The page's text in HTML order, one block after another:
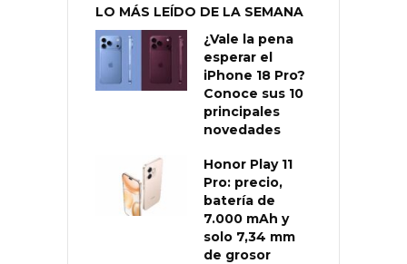
LO MÁS LEÍDO DE LA SEMANA
¿Vale la pena
esperar el
iPhone 18 Pro?
Conoce sus 10
principales
novedades
Honor Play 11
Pro: precio,
batería de
7.000 mAh y
solo 7,34 mm
de grosor